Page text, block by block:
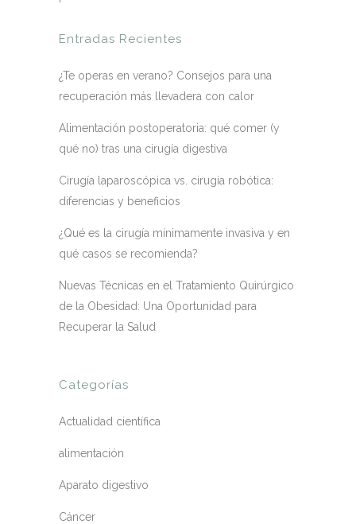
Entradas Recientes
¿Te operas en verano? Consejos para una
recuperación más llevadera con calor
Alimentación postoperatoria: qué comer (y
qué no) tras una cirugía digestiva
Cirugía laparoscópica vs. cirugía robótica:
diferencias y beneficios
¿Qué es la cirugía mínimamente invasiva y en
qué casos se recomienda?
Nuevas Técnicas en el Tratamiento Quirúrgico
de la Obesidad: Una Oportunidad para
Recuperar la Salud
Categorías
Actualidad científica
alimentación
Aparato digestivo
Cáncer